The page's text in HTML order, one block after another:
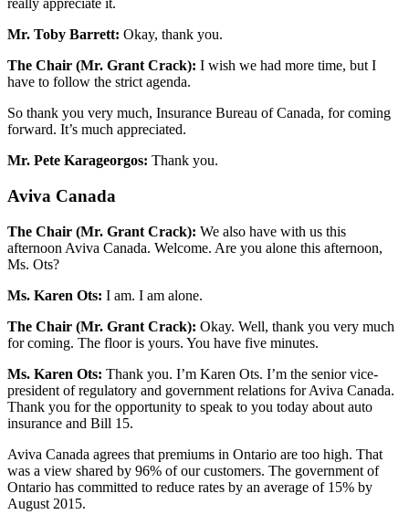
really appreciate it.
Mr. Toby Barrett: Okay, thank you.
The Chair (Mr. Grant Crack): I wish we had more time, but I
have to follow the strict agenda.
So thank you very much, Insurance Bureau of Canada, for coming
forward. It’s much appreciated.
Mr. Pete Karageorgos: Thank you.
Aviva Canada
The Chair (Mr. Grant Crack): We also have with us this
afternoon Aviva Canada. Welcome. Are you alone this afternoon,
Ms. Ots?
Ms. Karen Ots: I am. I am alone.
The Chair (Mr. Grant Crack): Okay. Well, thank you very much
for coming. The floor is yours. You have five minutes.
Ms. Karen Ots: Thank you. I’m Karen Ots. I’m the senior vice-
president of regulatory and government relations for Aviva Canada.
Thank you for the opportunity to speak to you today about auto
insurance and Bill 15.
Aviva Canada agrees that premiums in Ontario are too high. That
was a view shared by 96% of our customers. The government of
Ontario has committed to reduce rates by an average of 15% by
August 2015.